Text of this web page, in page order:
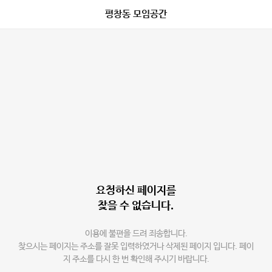
평창동 모임공간
요청하신 페이지를
찾을 수 없습니다.
이용에 불편을 드려 죄송합니다.
찾으시는 페이지는 주소를 잘못 입력하였거나 삭제된 페이지 입니다. 페이
지 주소를 다시 한 번 확인해 주시기 바랍니다.